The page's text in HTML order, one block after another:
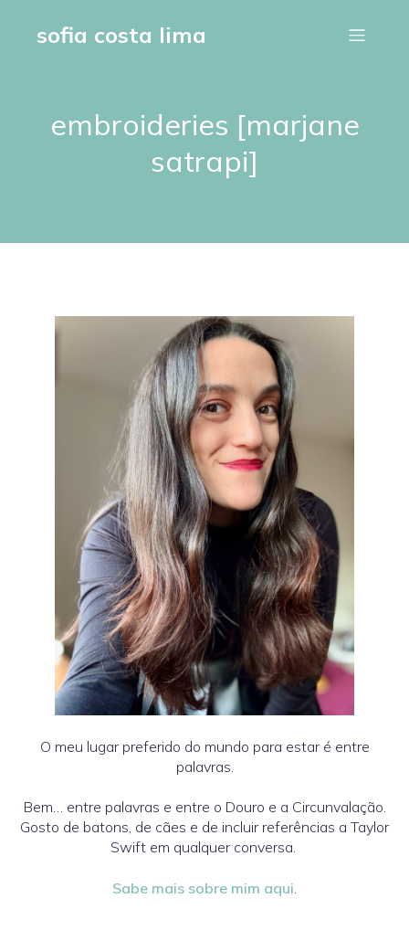
sofia costa lima
embroideries [marjane
satrapi]
O meu lugar preferido do mundo para estar é entre
palavras.
Bem… entre palavras e entre o Douro e a Circunvalação.
Gosto de batons, de cães e de incluir referências a Taylor
Swift em qualquer conversa.
Sabe mais sobre mim aqui.